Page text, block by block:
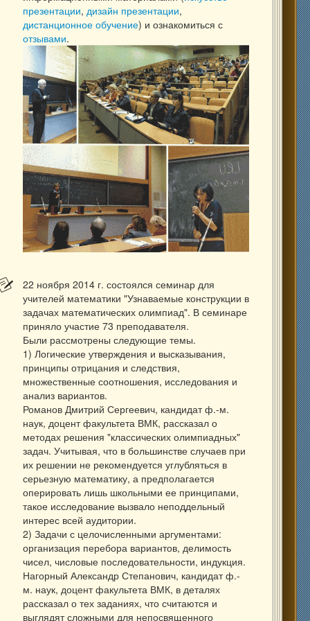
презентации, дизайн презентации,
дистанционное обучение) и ознакомиться с
отзывами.
22 ноября 2014 г. состоялся семинар для
учителей математики "Узнаваемые конструкции в
задачах математических олимпиад". В семинаре
приняло участие 73 преподавателя.
Были рассмотрены следующие темы.
1) Логические утверждения и высказывания,
принципы отрицания и следствия,
множественные соотношения, исследования и
анализ вариантов.
Романов Дмитрий Сергеевич, кандидат ф.-м.
наук, доцент факультета ВМК, рассказал о
методах решения "классических олимпиадных"
задач. Учитывая, что в большинстве случаев при
их решении не рекомендуется углубляться в
серьезную математику, а предполагается
оперировать лишь школьными ее принципами,
такое исследование вызвало неподдельный
интерес всей аудитории.
2) Задачи с целочисленными аргументами:
организация перебора вариантов, делимость
чисел, числовые последовательности, индукция.
Нагорный Александр Степанович, кандидат ф.-
м. наук, доцент факультета ВМК, в деталях
рассказал о тех заданиях, что считаются и
выглядят сложными для непосвященного